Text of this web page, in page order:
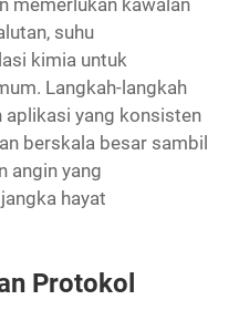
suhu
kimia untuk
Langkah-langkah
yang konsisten
berskala besar sambil
angin yang
hayat
Protokol